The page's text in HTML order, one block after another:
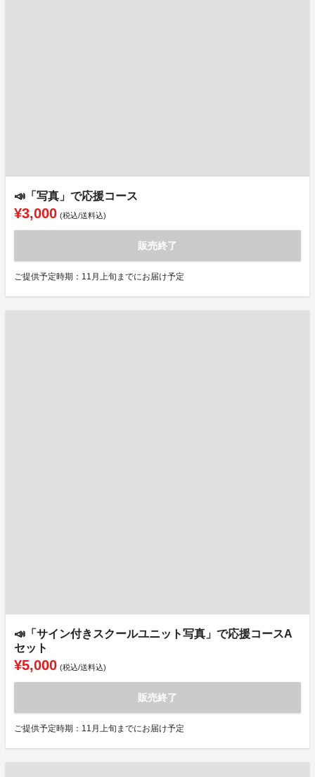
📣「写真」で応援コース
¥3,000 (税込/送料込)
販売終了
ご提供予定時期：11月上旬までにお届け予定
📣「サイン付きスクールユニット写真」で応援コースA
セット
¥5,000 (税込/送料込)
販売終了
ご提供予定時期：11月上旬までにお届け予定